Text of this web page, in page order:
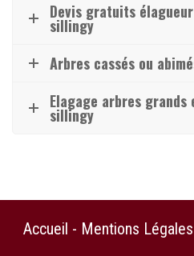
Devis gratuits
sillingy
Arbres cassés ou
Elagage arbres
sillingy
Accueil - Mentions Légales